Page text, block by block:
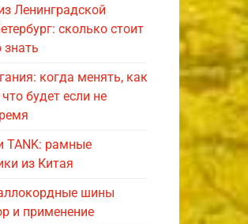
Ленинградской
сколько стоит
знать
когда менять, как
будет если не
TANK: рамные
из Китая
шины
и применение